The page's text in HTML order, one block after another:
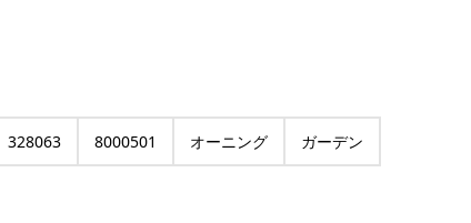
328063 8000501 オーニング ガーデン